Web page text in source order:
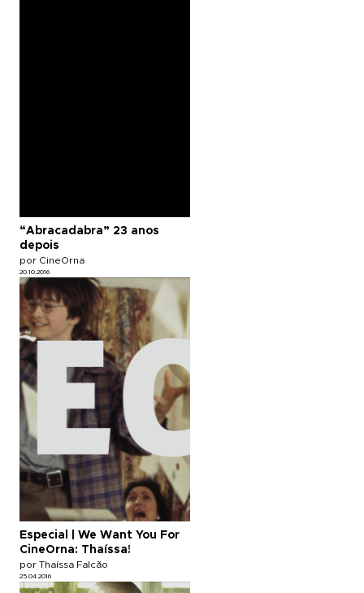
“Abracadabra” 23 anos
depois
por CineOrna
20.10.2016
Especial | We Want You For
CineOrna: Thaíssa!
por Thaíssa Falcão
25.04.2016